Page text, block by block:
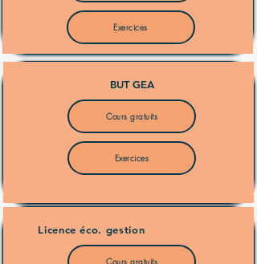
Exercices
BUT GEA
Cours gratuits
Exercices
Licence éco. gestion